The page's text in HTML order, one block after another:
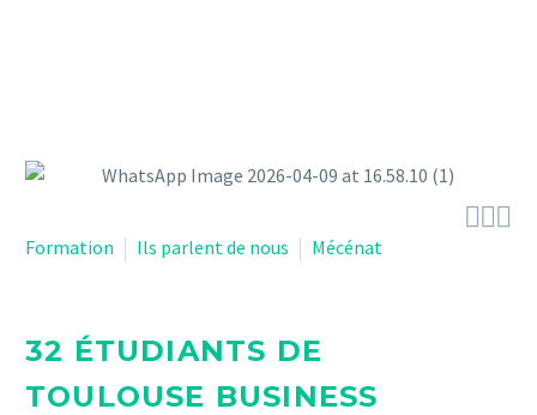

Formation Ils parlent de nous Mécénat
32 ÉTUDIANTS DE
TOULOUSE BUSINESS